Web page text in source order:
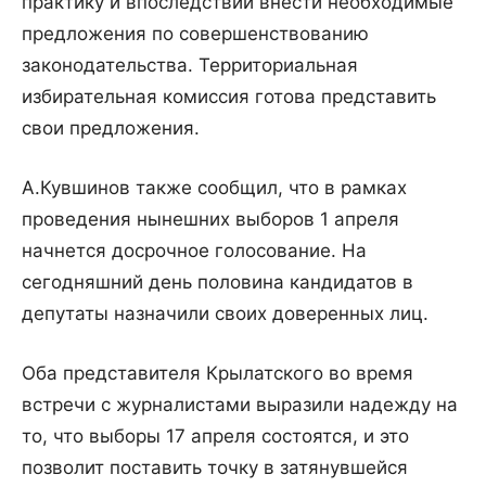
предложения по совершенствованию
законодательства. Территориальная
избирательная комиссия готова представить
свои предложения.
А.Кувшинов также сообщил, что в рамках
проведения нынешних выборов 1 апреля
начнется досрочное голосование. На
сегодняшний день половина кандидатов в
депутаты назначили своих доверенных лиц.
Оба представителя Крылатского во время
встречи с журналистами выразили надежду на
то, что выборы 17 апреля состоятся, и это
позволит поставить точку в затянувшейся